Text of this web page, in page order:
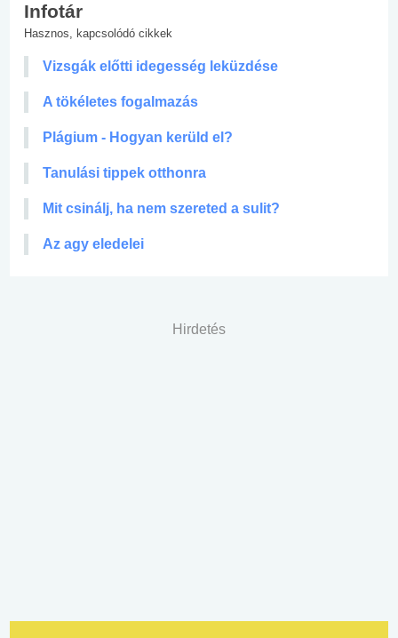
Infotár
Hasznos, kapcsolódó cikkek
Vizsgák előtti idegesség leküzdése
A tökéletes fogalmazás
Plágium - Hogyan kerüld el?
Tanulási tippek otthonra
Mit csinálj, ha nem szereted a sulit?
Az agy eledelei
Hirdetés